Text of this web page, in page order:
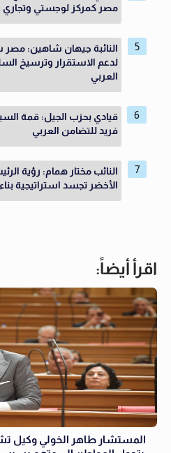
مصر كمركز لوجستي وتجاري
النائبة جيهان شاهين:
لدعم الاستقرار وترسيخ
العربي
قيادي بحزب الجيل: قمة
فريد للتضامن العربي
النائب مختار همام: رؤية
الأخضر تجسد استراتيجية
اقرأ أيضاً:
المستشار طاهر الخولي وكيل